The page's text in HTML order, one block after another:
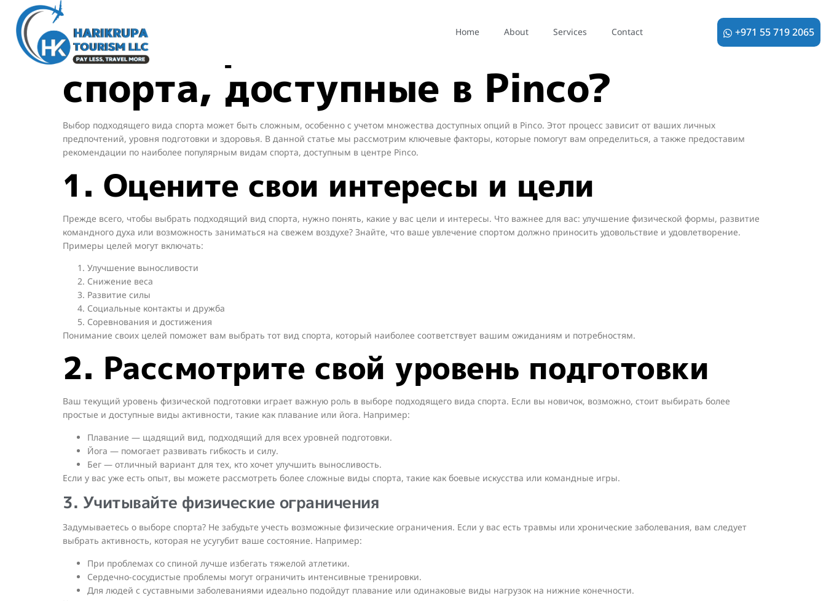
Home About Services Contact +971 55 719 2065
Как выбрать подходящие виды
спорта, доступные в Pinco?
Выбор подходящего вида спорта может быть сложным, особенно с учетом множества доступных опций в Pinco. Этот процесс зависит от ваших личных
предпочтений, уровня подготовки и здоровья. В данной статье мы рассмотрим ключевые факторы, которые помогут вам определиться, а также предоставим
рекомендации по наиболее популярным видам спорта, доступным в центре Pinco.
1. Оцените свои интересы и цели
Прежде всего, чтобы выбрать подходящий вид спорта, нужно понять, какие у вас цели и интересы. Что важнее для вас: улучшение физической формы, развитие
командного духа или возможность заниматься на свежем воздухе? Знайте, что ваше увлечение спортом должно приносить удовольствие и удовлетворение.
Примеры целей могут включать:
Улучшение выносливости
Снижение веса
Развитие силы
Социальные контакты и дружба
Соревнования и достижения
Понимание своих целей поможет вам выбрать тот вид спорта, который наиболее соответствует вашим ожиданиям и потребностям.
2. Рассмотрите свой уровень подготовки
Ваш текущий уровень физической подготовки играет важную роль в выборе подходящего вида спорта. Если вы новичок, возможно, стоит выбирать более
простые и доступные виды активности, такие как плавание или йога. Например:
Плавание — щадящий вид, подходящий для всех уровней подготовки.
Йога — помогает развивать гибкость и силу.
Бег — отличный вариант для тех, кто хочет улучшить выносливость.
Если у вас уже есть опыт, вы можете рассмотреть более сложные виды спорта, такие как боевые искусства или командные игры.
3. Учитывайте физические ограничения
Задумываетесь о выборе спорта? Не забудьте учесть возможные физические ограничения. Если у вас есть травмы или хронические заболевания, вам следует
выбрать активность, которая не усугубит ваше состояние. Например:
При проблемах со спиной лучше избегать тяжелой атлетики.
Сердечно-сосудистые проблемы могут ограничить интенсивные тренировки.
Для людей с суставными заболеваниями идеально подойдут плавание или одинаковые виды нагрузок на нижние конечности.